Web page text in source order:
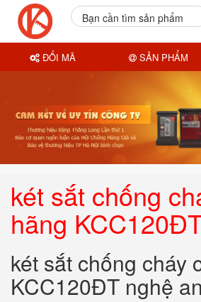
két sắt chống
hãng
két sắt chống cháy
KCC120ĐT nghệ an
Bạn cần tìm sản phẩm
ĐỔI MÃ SẢN PHẨM